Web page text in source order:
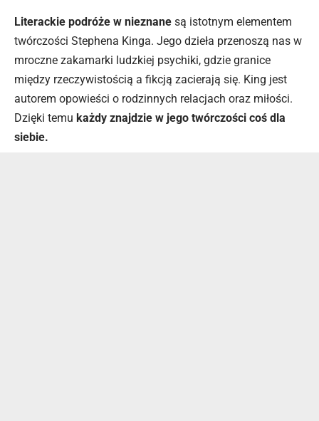
Literackie podróże w nieznane są istotnym elementem
twórczości Stephena Kinga. Jego dzieła przenoszą nas w
mroczne zakamarki ludzkiej psychiki, gdzie granice
między rzeczywistością a fikcją zacierają się. King jest
autorem opowieści o rodzinnych relacjach oraz miłości.
Dzięki temu każdy znajdzie w jego twórczości coś dla
siebie.